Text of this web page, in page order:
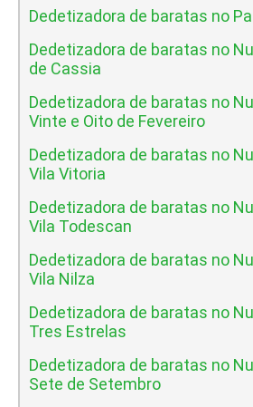
Dedetizadora de baratas no
Dedetizadora de baratas no
de Cassia
Dedetizadora de baratas no
Vinte e Oito de Fevereiro
Dedetizadora de baratas no
Vila Vitoria
Dedetizadora de baratas no
Vila Todescan
Dedetizadora de baratas no
Vila Nilza
Dedetizadora de baratas no
Tres Estrelas
Dedetizadora de baratas no
Sete de Setembro